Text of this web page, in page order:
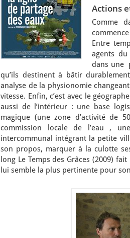
Actions
Comme
Entre
agents
dans une
qu’ils destinent à bâtir
analyse de la physionomie
vitesse. Enfin, c’est avec le
aussi de l’intérieur : une base
magique (une zone d’activité de
commission locale de l’eau ,
intercommunal intégrant la petite
son propos, marquer à la culotte
long Le Temps des Grâces (2009)
lui semble la plus pertinente pour